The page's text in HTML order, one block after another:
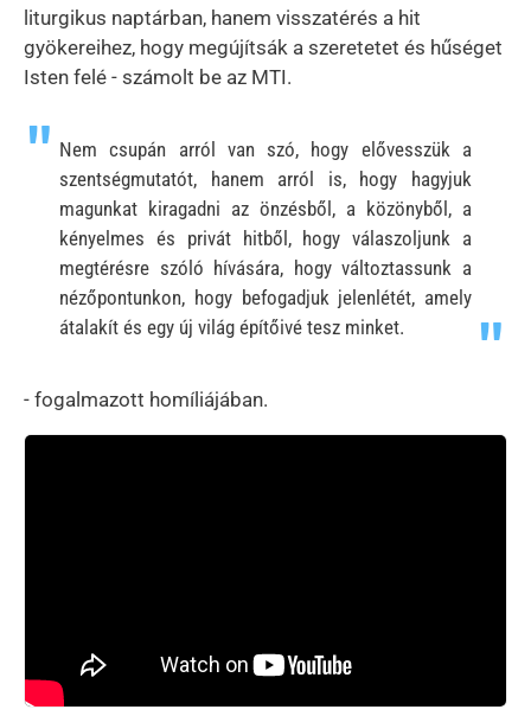
liturgikus naptárban, hanem visszatérés a hit
gyökereihez, hogy megújítsák a szeretetet és hűséget
Isten felé - számolt be az MTI.
Nem csupán arról van szó, hogy elővesszük a
szentségmutatót, hanem arról is, hogy hagyjuk
magunkat kiragadni az önzésből, a közönyből, a
kényelmes és privát hitből, hogy válaszoljunk a
megtérésre szóló hívására, hogy változtassunk a
nézőpontunkon, hogy befogadjuk jelenlétét, amely
átalakít és egy új világ építőivé tesz minket.
- fogalmazott homíliájában.